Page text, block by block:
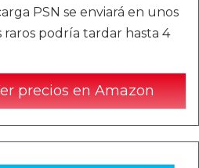
PSN se enviará en unos
raros podría tardar hasta 4
precios en Amazon